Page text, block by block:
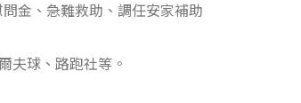
金、急難救助、調任安家補助
夫球、路跑社等。